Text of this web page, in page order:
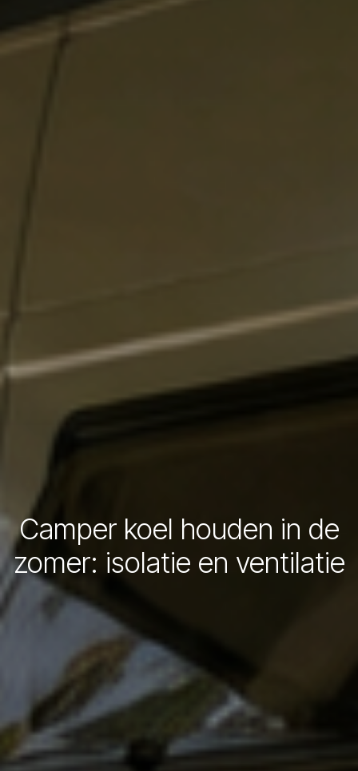
Camper koel houden in de
zomer: isolatie en ventilatie